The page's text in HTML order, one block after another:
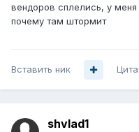
вендоров сплелись, у
почему там штормит
Вставить ник
shvlad1